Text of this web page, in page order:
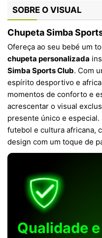
SOBRE O VISUAL
Chupeta Simba
Ofereça ao seu bebé um
chupeta personalizada
Simba Sports Club. Com
espírito desportivo e
momentos de conforto e
acrescentar o visual
presente único e especial.
futebol e cultura africana,
design com um toque de
Qualidade